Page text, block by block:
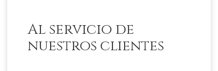
Al servicio de
nuestros clientes